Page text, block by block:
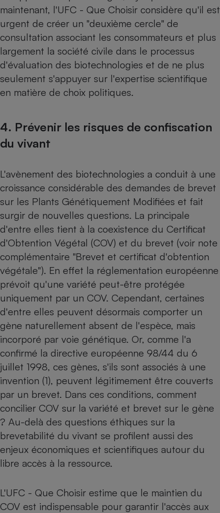
maintenant, l'UFC - Que Choisir considère qu'il est
urgent de créer un "deuxième cercle" de
consultation associant les consommateurs et plus
largement la société civile dans le processus
d'évaluation des biotechnologies et de ne plus
seulement s'appuyer sur l'expertise scientifique
en matière de choix politiques.
4. Prévenir les risques de confiscation
du vivant
L'avènement des biotechnologies a conduit à une
croissance considérable des demandes de brevet
sur les Plants Génétiquement Modifiées et fait
surgir de nouvelles questions. La principale
d'entre elles tient à la coexistence du Certificat
d'Obtention Végétal (COV) et du brevet (voir note
complémentaire "Brevet et certificat d'obtention
végétale"). En effet la réglementation européenne
prévoit qu'une variété peut-être protégée
uniquement par un COV. Cependant, certaines
d'entre elles peuvent désormais comporter un
gène naturellement absent de l'espèce, mais
incorporé par voie génétique. Or, comme l'a
confirmé la directive européenne 98/44 du 6
juillet 1998, ces gènes, s'ils sont associés à une
invention (1), peuvent légitimement être couverts
par un brevet. Dans ces conditions, comment
concilier COV sur la variété et brevet sur le gène
? Au-delà des questions éthiques sur la
brevetabilité du vivant se profilent aussi des
enjeux économiques et scientifiques autour du
libre accès à la ressource.
L'UFC - Que Choisir estime que le maintien du
COV est indispensable pour garantir l'accès aux